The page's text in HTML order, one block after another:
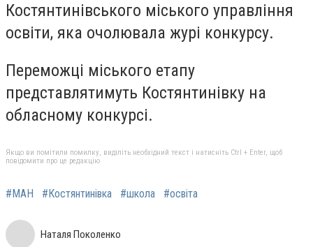
Костянтинівського міського управління
освіти, яка очолювала журі конкурсу.
Переможці міського етапу
представлятимуть Костянтинівку на
обласному конкурсі.
Якщо ви помітили помилку, виділіть необхідний текст і натисніть Ctrl + Enter, щоб
повідомити про це редакцію
#МАН #Костянтинівка #школа #освіта
Наталя Поколенко